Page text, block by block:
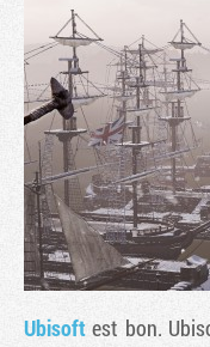
Ubisoftest bon.